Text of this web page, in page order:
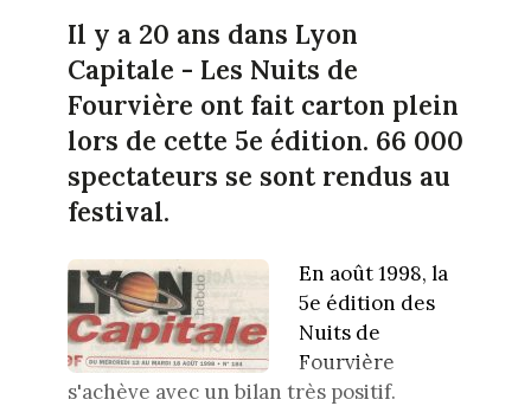
Il y a 20 ans dans Lyon
Capitale - Les Nuits de
Fourvière ont fait carton plein
lors de cette 5e édition. 66 000
spectateurs se sont rendus au
festival.
En août 1998, la
5e édition des
Nuits de
Fourvière
s'achève avec un bilan très positif.